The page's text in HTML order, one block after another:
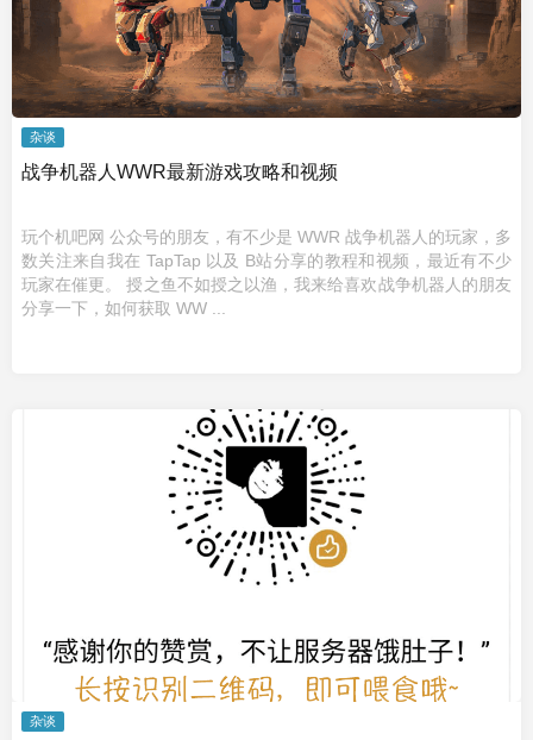
杂谈
战争机器人WWR最新游戏攻略和视频
玩个机吧网 公众号的朋友，有不少是 WWR 战争机器人的玩家，多
数关注来自我在 TapTap 以及 B站分享的教程和视频，最近有不少
玩家在催更。 授之鱼不如授之以渔，我来给喜欢战争机器人的朋友
分享一下，如何获取 WW ...
杂谈